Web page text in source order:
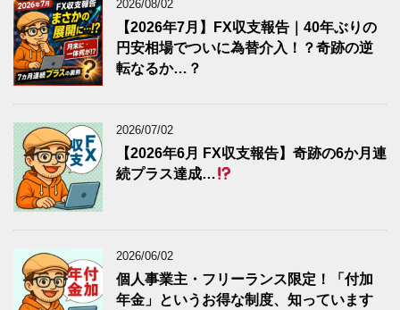
2026/08/02
【2026年7月】FX収支報告｜40年ぶりの
円安相場でついに為替介入！？奇跡の逆
転なるか…？
2026/07/02
【2026年6月 FX収支報告】奇跡の6か月連
続プラス達成…
2026/06/02
個人事業主・フリーランス限定！「付加
年金」というお得な制度、知っています